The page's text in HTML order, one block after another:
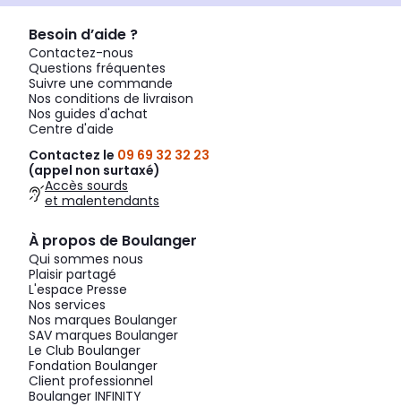
Besoin d’aide ?
Contactez-nous
Questions fréquentes
Suivre une commande
Nos conditions de livraison
Nos guides d'achat
Centre d'aide
Contactez le 09 69 32 32 23
(appel non surtaxé)
Accès sourds
et malentendants
À propos de Boulanger
Qui sommes nous
Plaisir partagé
L'espace Presse
Nos services
Nos marques Boulanger
SAV marques Boulanger
Le Club Boulanger
Fondation Boulanger
Client professionnel
Boulanger INFINITY